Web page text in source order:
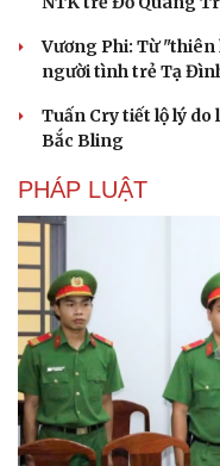
Cải chính
Vương Phi: Từ
người tình trẻ Tạ
Tuấn Cry tiết lộ lý
Bắc Bling
PHÁP LUẬT